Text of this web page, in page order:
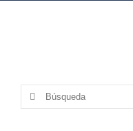
Buscar